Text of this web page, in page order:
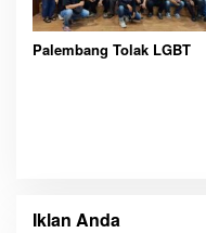
Palembang Tolak LGBT
Iklan Anda